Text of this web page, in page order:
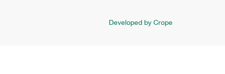
Developed by Crope